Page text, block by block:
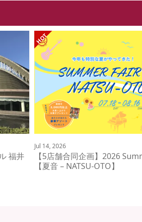
福井
Jul 14, 2026
【5店舗合同企画】2026
【夏音 – NATSU-OTO】